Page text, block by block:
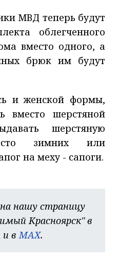
МВД теперь будут
облегченного
вместо одного, а
брюк им будут
и женской формы,
вместо шерстяной
шерстяную
зимних или
на меху - сапоги.
нашу страницу
Красноярск" в
и вMAX.